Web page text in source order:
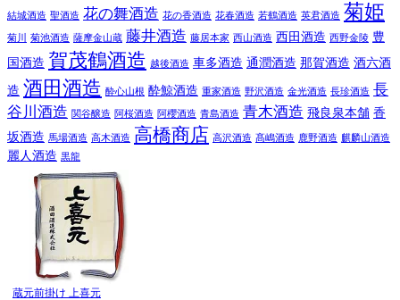
結城酒造 聖酒造 花の舞酒造 花の香酒造 花春酒造 若鶴酒造 英君酒造 菊姫
菊川 菊池酒造 薩摩金山蔵 藤井酒造 藤居本家 西山酒造 西田酒造 西野金陵 豊
国酒造 賀茂鶴酒造 越後酒造 車多酒造 通潤酒造 那賀酒造 酒六酒
造 酒田酒造 酔心山根 酔鯨酒造 重家酒造 野沢酒造 金光酒造 長珍酒造 長
谷川酒造 関谷醸造 阿桜酒造 阿櫻酒造 青島酒造 青木酒造 飛良泉本舗 香
坂酒造 馬場酒造 高木酒造 高橋商店 高沢酒造 髙嶋酒造 鹿野酒造 麒麟山酒造
麗人酒造 黒龍
蔵元前掛け 上喜元